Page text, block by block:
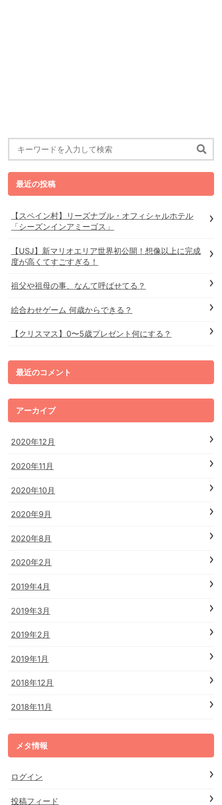
最近の投稿
【スペイン村】リーズナブル・オフィシャルホテル
「シーズンインアミーゴス」
【USJ】新マリオエリア世界初公開！想像以上に完成
度が高くてすごすぎる！
祖父や祖母の事、なんて呼ばせてる？
絵合わせゲーム 何歳からできる？
【クリスマス】0〜5歳プレゼント何にする？
最近のコメント
アーカイブ
2020年12月
2020年11月
2020年10月
2020年9月
2020年8月
2020年2月
2019年4月
2019年3月
2019年2月
2019年1月
2018年12月
2018年11月
メタ情報
ログイン
投稿フィード